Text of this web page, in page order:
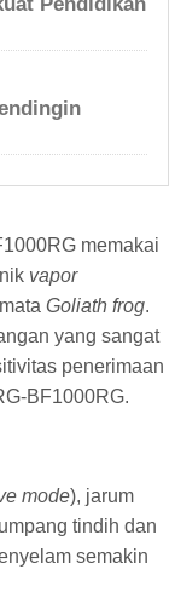
memakai
vapor
Goliath frog.
yang sangat
penerimaan
BF1000RG.
mode), jarum
tindih dan
semakin